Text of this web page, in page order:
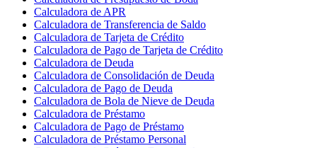
Calculadora de APR
Calculadora de Transferencia de Saldo
Calculadora de Tarjeta de Crédito
Calculadora de Pago de Tarjeta de Crédito
Calculadora de Deuda
Calculadora de Consolidación de Deuda
Calculadora de Pago de Deuda
Calculadora de Bola de Nieve de Deuda
Calculadora de Préstamo
Calculadora de Pago de Préstamo
Calculadora de Préstamo Personal